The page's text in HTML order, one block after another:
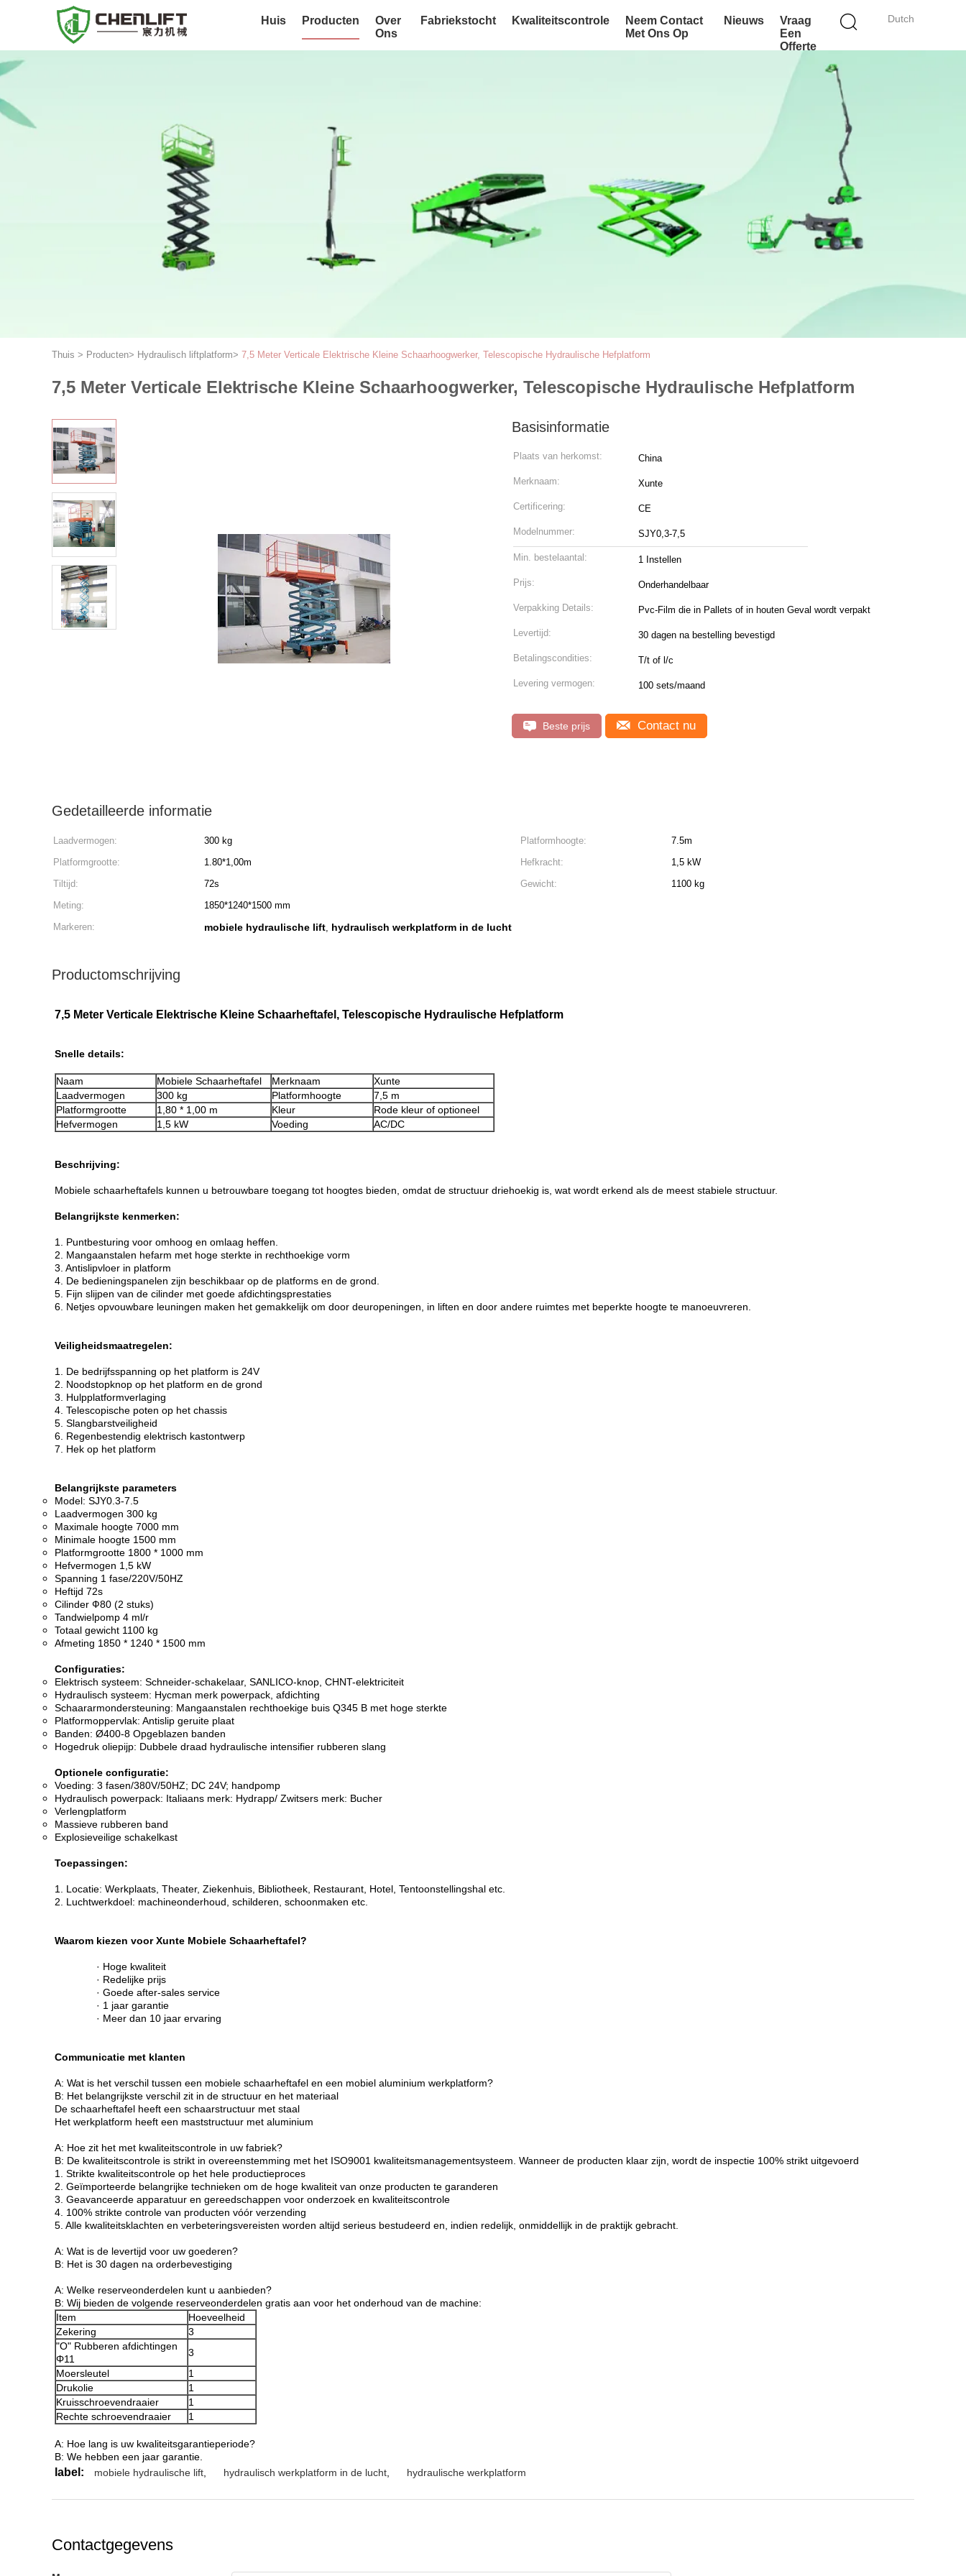
Dutch
Huis Producten
Over
Ons
Fabriekstocht Kwaliteitscontrole
Neem Contact
Met Ons Op
Nieuws
Vraag
Een
Offerte
Thuis > Producten> Hydraulisch liftplatform> 7,5 Meter Verticale Elektrische Kleine Schaarhoogwerker, Telescopische Hydraulische Hefplatform
7,5 Meter Verticale Elektrische Kleine Schaarhoogwerker, Telescopische Hydraulische Hefplatform
Basisinformatie
Plaats van herkomst: China
Merknaam: Xunte
Certificering: CE
Modelnummer: SJY0,3-7,5
Min. bestelaantal: 1 Instellen
Prijs: Onderhandelbaar
Verpakking Details: Pvc-Film die in Pallets of in houten Geval wordt verpakt
Levertijd: 30 dagen na bestelling bevestigd
Betalingscondities: T/t of l/c
Levering vermogen: 100 sets/maand
Beste prijs Contact nu
Gedetailleerde informatie
Laadvermogen: 300 kg Platformhoogte:
7.5m
Platformgrootte:
1.80*1,00m Hefkracht:
1,5 kW
Tiltijd:
72s Gewicht:
1100 kg
Meting:
1850*1240*1500 mm
Markeren:
mobiele hydraulische lift, hydraulisch werkplatform in de lucht
Productomschrijving
7,5 Meter Verticale Elektrische Kleine Schaarheftafel, Telescopische Hydraulische Hefplatform​
Snelle details:
Naam Mobiele Schaarheftafel Merknaam
Xunte
Laadvermogen
300 kg Platformhoogte
7,5 m
Platformgrootte
1,80 * 1,00 m Kleur
Rode kleur of optioneel
Hefvermogen
1,5 kW Voeding AC/DC
Beschrijving:
Mobiele schaarheftafels kunnen u betrouwbare toegang tot hoogtes bieden, omdat de structuur driehoekig is, wat wordt erkend als de meest stabiele structuur.
Belangrijkste kenmerken:
1. Puntbesturing voor omhoog en omlaag heffen.
2. Mangaanstalen hefarm met hoge sterkte in rechthoekige vorm
3. Antislipvloer in platform
4. De bedieningspanelen zijn beschikbaar op de platforms en de grond.
5. Fijn slijpen van de cilinder met goede afdichtingsprestaties
6. Netjes opvouwbare leuningen maken het gemakkelijk om door deuropeningen, in liften en door andere ruimtes met beperkte hoogte te manoeuvreren.
Veiligheidsmaatregelen:
1. De bedrijfsspanning op het platform is 24V
2. Noodstopknop op het platform en de grond
3. Hulpplatformverlaging
4. Telescopische poten op het chassis
5. Slangbarstveiligheid
6. Regenbestendig elektrisch kastontwerp
7. Hek op het platform
Belangrijkste parameters
Model: SJY0.3-7.5
Laadvermogen 300 kg
Maximale hoogte 7000 mm
Minimale hoogte 1500 mm
Platformgrootte 1800 * 1000 mm
Hefvermogen 1,5 kW
Spanning 1 fase/220V/50HZ
Heftijd 72s
Cilinder Ф80 (2 stuks)
Tandwielpomp 4 ml/r
Totaal gewicht 1100 kg
Afmeting 1850 * 1240 * 1500 mm
Configuraties:
Elektrisch systeem: Schneider-schakelaar, SANLICO-knop, CHNT-elektriciteit
Hydraulisch systeem: Hycman merk powerpack, afdichting
Schaararmondersteuning: Mangaanstalen rechthoekige buis Q345 B met hoge sterkte
Platformoppervlak: Antislip geruite plaat
Banden: Ø400-8 Opgeblazen banden
Hogedruk oliepijp: Dubbele draad hydraulische intensifier rubberen slang
Optionele configuratie:
Voeding: 3 fasen/380V/50HZ; DC 24V; handpomp
Hydraulisch powerpack: Italiaans merk: Hydrapp/ Zwitsers merk: Bucher
Verlengplatform
Massieve rubberen band
Explosieveilige schakelkast
Toepassingen:
1. Locatie: Werkplaats, Theater, Ziekenhuis, Bibliotheek, Restaurant, Hotel, Tentoonstellingshal etc.
2. Luchtwerkdoel: machineonderhoud, schilderen, schoonmaken etc.
Waarom kiezen voor Xunte Mobiele Schaarheftafel?
· Hoge kwaliteit
· Redelijke prijs
· Goede after-sales service
· 1 jaar garantie
· Meer dan 10 jaar ervaring
Communicatie met klanten
A: Wat is het verschil tussen een mobiele schaarheftafel en een mobiel aluminium werkplatform?
B: Het belangrijkste verschil zit in de structuur en het materiaal
De schaarheftafel heeft een schaarstructuur met staal
Het werkplatform heeft een maststructuur met aluminium
A: Hoe zit het met kwaliteitscontrole in uw fabriek?
B: De kwaliteitscontrole is strikt in overeenstemming met het ISO9001 kwaliteitsmanagementsysteem. Wanneer de producten klaar zijn, wordt de inspectie 100% strikt uitgevoerd
1. Strikte kwaliteitscontrole op het hele productieproces
2. Geïmporteerde belangrijke technieken om de hoge kwaliteit van onze producten te garanderen
3. Geavanceerde apparatuur en gereedschappen voor onderzoek en kwaliteitscontrole
4. 100% strikte controle van producten vóór verzending
5. Alle kwaliteitsklachten en verbeteringsvereisten worden altijd serieus bestudeerd en, indien redelijk, onmiddellijk in de praktijk gebracht.
A: Wat is de levertijd voor uw goederen?
B: Het is 30 dagen na orderbevestiging
A: Welke reserveonderdelen kunt u aanbieden?
B: Wij bieden de volgende reserveonderdelen gratis aan voor het onderhoud van de machine:
Item
Hoeveelheid
Zekering
3
"O" Rubberen afdichtingen
Φ11
3
Moersleutel
1
Drukolie
1
Kruisschroevendraaier
1
Rechte schroevendraaier
1
A: Hoe lang is uw kwaliteitsgarantieperiode?
B: We hebben een jaar garantie.
label: mobiele hydraulische lift hydraulisch werkplatform in de lucht hydraulische werkplatform
Contactgegevens